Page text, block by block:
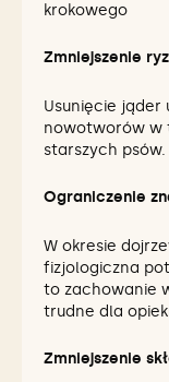
krokowego
Zmniejszenie
Usunięcie jąder
nowotworów w
starszych psów.
Ograniczenie
W okresie
fizjologiczna
to zachowanie
trudne dla
Zmniejszenie